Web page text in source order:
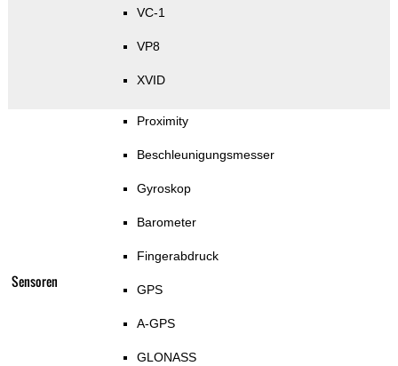
VC-1
VP8
XVID
Sensoren
Proximity
Beschleunigungsmesser
Gyroskop
Barometer
Fingerabdruck
GPS
A-GPS
GLONASS